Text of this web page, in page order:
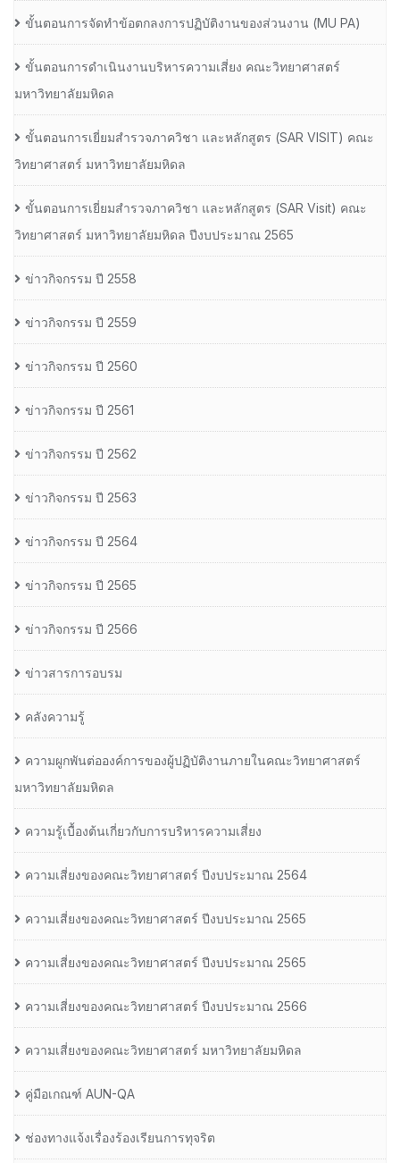
ขั้นตอนการจัดทำข้อตกลงการปฏิบัติงานของส่วนงาน (MU PA)
ขั้นตอนการดำเนินงานบริหารความเสี่ยง คณะวิทยาศาสตร์
มหาวิทยาลัยมหิดล
ขั้นตอนการเยี่ยมสำรวจภาควิชา และหลักสูตร (SAR VISIT) คณะ
วิทยาศาสตร์ มหาวิทยาลัยมหิดล
ขั้นตอนการเยี่ยมสำรวจภาควิชา และหลักสูตร (SAR Visit) คณะ
วิทยาศาสตร์ มหาวิทยาลัยมหิดล ปีงบประมาณ 2565
ข่าวกิจกรรม ปี 2558
ข่าวกิจกรรม ปี 2559
ข่าวกิจกรรม ปี 2560
ข่าวกิจกรรม ปี 2561
ข่าวกิจกรรม ปี 2562
ข่าวกิจกรรม ปี 2563
ข่าวกิจกรรม ปี 2564
ข่าวกิจกรรม ปี 2565
ข่าวกิจกรรม ปี 2566
ข่าวสารการอบรม
คลังความรู้
ความผูกพันต่อองค์การของผู้ปฏิบัติงานภายในคณะวิทยาศาสตร์
มหาวิทยาลัยมหิดล
ความรู้เบื้องต้นเกี่ยวกับการบริหารความเสี่ยง
ความเสี่ยงของคณะวิทยาศาสตร์ ปีงบประมาณ 2564
ความเสี่ยงของคณะวิทยาศาสตร์ ปีงบประมาณ 2565
ความเสี่ยงของคณะวิทยาศาสตร์ ปีงบประมาณ 2565
ความเสี่ยงของคณะวิทยาศาสตร์ ปีงบประมาณ 2566
ความเสี่ยงของคณะวิทยาศาสตร์ มหาวิทยาลัยมหิดล
คู่มือเกณฑ์ AUN-QA
ช่องทางแจ้งเรื่องร้องเรียนการทุจริต